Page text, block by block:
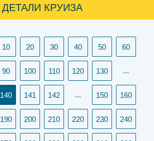
ДЕТАЛИ КРУИЗА
10 20 30 40 50 60
90 100 110 120 130 ...
140(current)
141 142 ... 150 160
190 200 210 220 230 240